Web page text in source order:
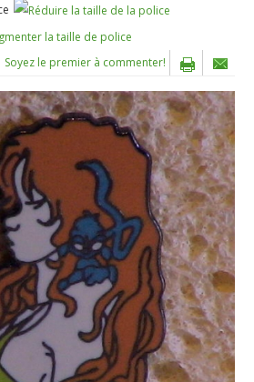
Soyez le premier à commenter!